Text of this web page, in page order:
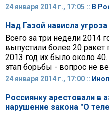
24 января 2014 г., 17:05 :: В
Над Газой нависла
Всего за три недели 2014
выпустили более 20
2013 год их было около
этап борьбы - вопрос не
24 января 2014 г., 17:00 ::
Россиянку арестовали в
нарушение закона "О